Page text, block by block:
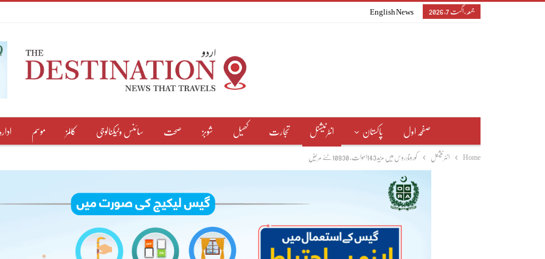
جمعہ, اگست 7, 2026 English News
صفحہ اول پاکستان انٹرنیشنل تجارت کھیل شوبز صحت سائنس وٹیکنالوجی کالمز موسم ادارہ
Home انٹرنیشنل کورونا:روس میں مزید143اموات، 10930نئے مریض